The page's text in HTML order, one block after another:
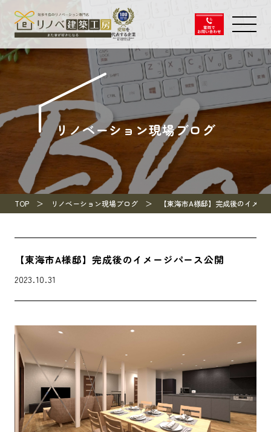
リノベーション現場ブログ
TOP リノベーション現場ブログ 【東海市A様邸】完成後のイメー
【東海市A様邸】完成後のイメージパース公開
2023.10.31